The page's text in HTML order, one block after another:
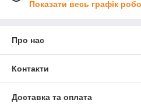
Показати весь графік
Про нас
Контакти
Доставка та оплата